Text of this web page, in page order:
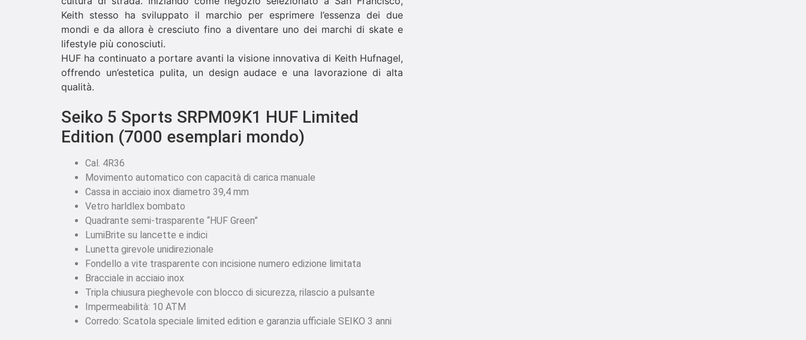
Keith stesso ha sviluppato il marchio per esprimere l’essenza dei due
mondi e da allora è cresciuto fino a diventare uno dei marchi di skate e
lifestyle più conosciuti.
HUF ha continuato a portare avanti la visione innovativa di Keith Hufnagel,
offrendo un’estetica pulita, un design audace e una lavorazione di alta
qualità.
Seiko 5 Sports SRPM09K1 HUF Limited
Edition (7000 esemplari mondo)
Cal. 4R36
Movimento automatico con capacità di carica manuale
Cassa in acciaio inox diametro 39,4 mm
Vetro harldlex bombato
Quadrante semi-trasparente “HUF Green”
LumiBrite su lancette e indici
Lunetta girevole unidirezionale
Fondello a vite trasparente con incisione numero edizione limitata
Bracciale in acciaio inox
Tripla chiusura pieghevole con blocco di sicurezza, rilascio a pulsante
Impermeabilità: 10 ATM
Corredo: Scatola speciale limited edition e garanzia ufficiale SEIKO 3 anni